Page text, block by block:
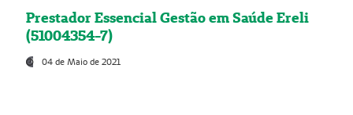
Prestador Essencial Gestão em Saúde Ereli
(51004354-7)
04 de Maio de 2021